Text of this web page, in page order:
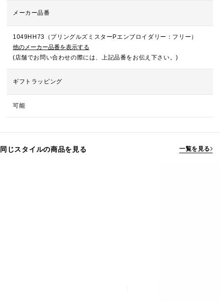
メーカー品番
1049HH73（プリングルズミスターPエンブロイダリー：フリー）
他のメーカー品番を表示する
(店舗でお問い合わせの際には、上記品番をお伝え下さい。)
ギフトラッピング
可能
同じスタイルの商品を見る 一覧を見る